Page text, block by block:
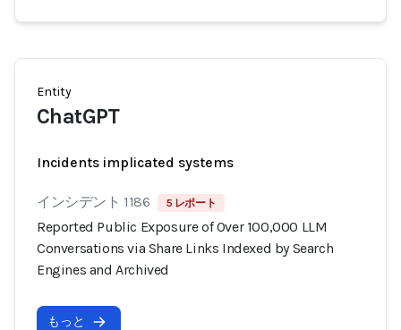
Entity
ChatGPT
Incidents implicated systems
インシデント 1186 5 レポート
Reported Public Exposure of Over 100,000 LLM
Conversations via Share Links Indexed by Search
Engines and Archived
もっと